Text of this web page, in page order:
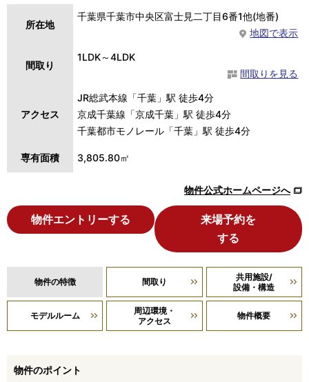
所在地
千葉県千葉市中央区富士見二丁目6番1他(地番)
地図で表示
間取り
1LDK～4LDK
間取りを見る
アクセス
JR総武本線「千葉」駅 徒歩4分
京成千葉線「京成千葉」駅 徒歩4分
千葉都市モノレール「千葉」駅 徒歩4分
専有面積 3,805.80㎡
物件公式ホームページへ
物件エントリーする
来場予約を
する
物件の特徴 間取り
共用施設/
設備・構造
モデルルーム
周辺環境・
アクセス
物件概要
物件のポイント